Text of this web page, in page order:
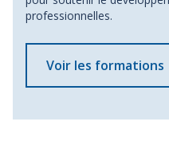
professionnelles.
Voir les formations